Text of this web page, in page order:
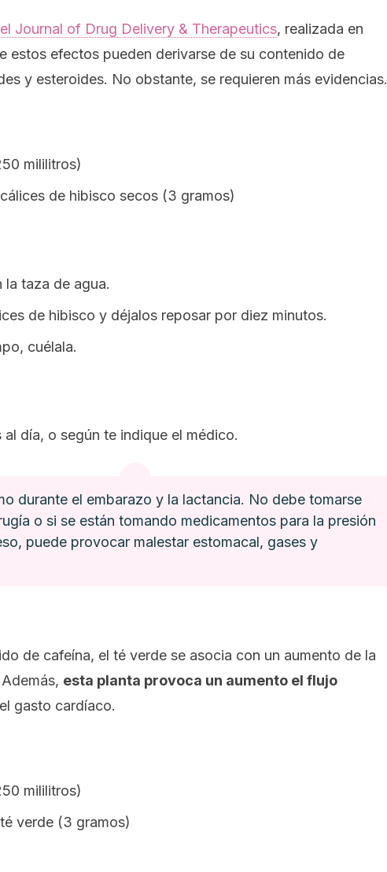
Journal of Drug Delivery & Therapeutics, realizada en
estos efectos pueden derivarse de su contenido de
y esteroides. No obstante, se requieren más evidencias.
mililitros)
de hibisco secos (3 gramos)
la taza de agua.
de hibisco y déjalos reposar por diez minutos.
cuélala.
al día, o según te indique el médico.
durante el embarazo y la lactancia. No debe tomarse
o si se están tomando medicamentos para la presión
puede provocar malestar estomacal, gases y
de cafeína, el té verde se asocia con un aumento de la
esta planta provoca un aumento el flujo
gasto cardíaco.
mililitros)
verde (3 gramos)